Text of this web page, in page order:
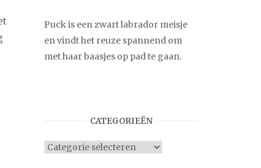
Puck is een zwart labrador meisje
en vindt het reuze spannend om
met haar baasjes op pad te gaan.
CATEGORIEËN
Categorieën